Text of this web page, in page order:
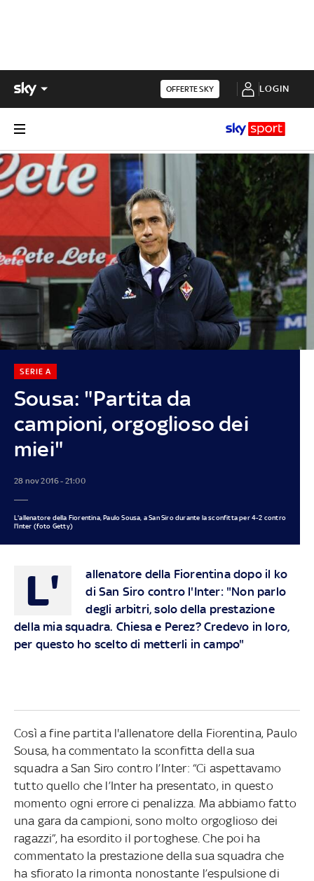
OFFERTE SKY LOGIN
Sousa: "Partita da
campioni, orgoglioso dei
miei"
SERIE A
28 nov 2016 - 21:00
L'allenatore della Fiorentina, Paulo Sousa, a San Siro durante la sconfitta per 4-2 contro
l'Inter (foto Getty)
L'
allenatore della Fiorentina dopo il ko
di San Siro contro l'Inter: "Non parlo
degli arbitri, solo della prestazione
della mia squadra. Chiesa e Perez? Credevo in loro,
per questo ho scelto di metterli in campo"
Così a fine partita l'allenatore della Fiorentina, Paulo
Sousa, ha commentato la sconfitta della sua
squadra a San Siro contro l’Inter: “Ci aspettavamo
tutto quello che l’Inter ha presentato, in questo
momento ogni errore ci penalizza. Ma abbiamo fatto
una gara da campioni, sono molto orgoglioso dei
ragazzi”, ha esordito il portoghese. Che poi ha
commentato la prestazione della sua squadra che
ha sfiorato la rimonta nonostante l’espulsione di